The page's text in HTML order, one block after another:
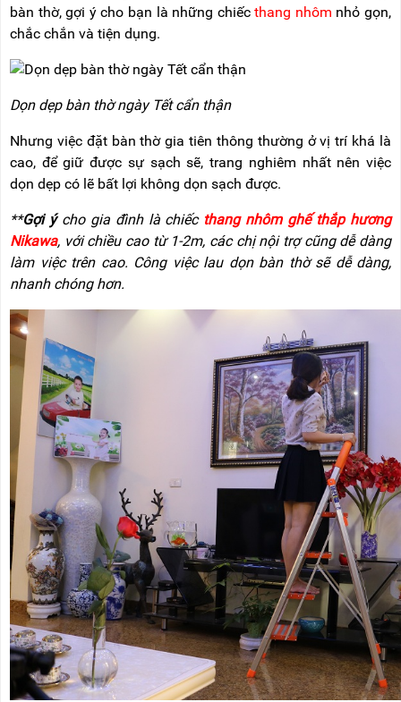
LIÊN
THANG
TAY
XE
ĐẨY
BỘ
DÂY
THOÁT
HIỂM
TỰ
ĐỘNG
NÂNG
bàn thờ, gợi ý cho bạn là những chiếcthang nhôm nhỏ gọn,
chắc chắn và tiện dụng.
Dọn dẹp bàn thờ ngày Tết cẩn thận
Nhưng việc đặt bàn thờ gia tiên thông thường ở vị trí khá là
cao, để giữ được sự sạch sẽ, trang nghiêm nhất nên việc
dọn dẹp có lẽ bất lợi không dọn sạch được.
**Gợi ýcho gia đình là chiếc thang nhôm ghế thắp hương
Nikawa, với chiều cao từ 1-2m, các chị nội trợ cũng dễ dàng
làm việc trên cao. Công việc lau dọn bàn thờ sẽ dễ dàng,
nhanh chóng hơn.